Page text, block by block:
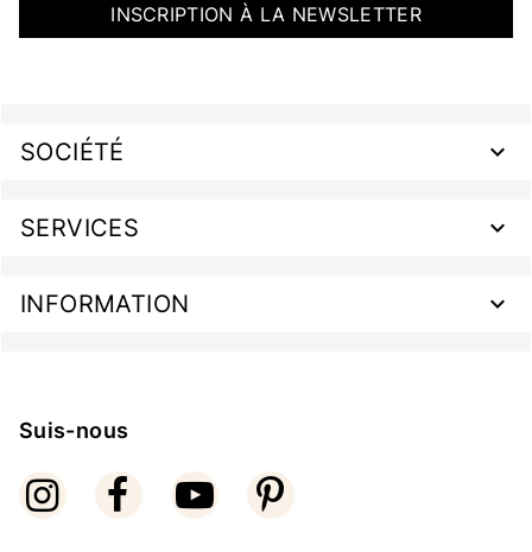
INSCRIPTION À LA NEWSLETTER
SOCIÉTÉ
SERVICES
INFORMATION
Suis-nous